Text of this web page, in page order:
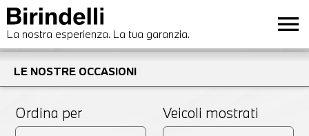
La nostra esperienza. La tua garanzia. menu
LE NOSTRE OCCASIONI
Ordina per Veicoli mostrati